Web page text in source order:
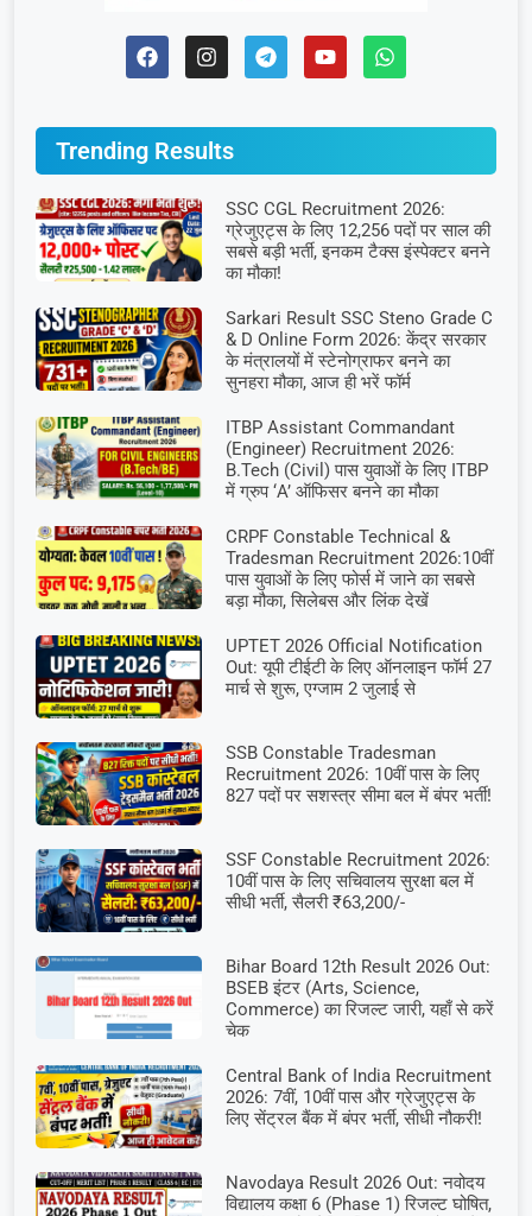
Trending Results
SSC CGL Recruitment 2026:
ग्रेजुएट्स के लिए 12,256 पदों पर साल की
सबसे बड़ी भर्ती, इनकम टैक्स इंस्पेक्टर बनने
का मौका!
Sarkari Result SSC Steno Grade C
& D Online Form 2026: केंद्र सरकार
के मंत्रालयों में स्टेनोग्राफर बनने का
सुनहरा मौका, आज ही भरें फॉर्म
ITBP Assistant Commandant
(Engineer) Recruitment 2026:
B.Tech (Civil) पास युवाओं के लिए ITBP
में ग्रुप ‘A’ ऑफिसर बनने का मौका
CRPF Constable Technical &
Tradesman Recruitment 2026:10वीं
पास युवाओं के लिए फोर्स में जाने का सबसे
बड़ा मौका, सिलेबस और लिंक देखें
UPTET 2026 Official Notification
Out: यूपी टीईटी के लिए ऑनलाइन फॉर्म 27
मार्च से शुरू, एग्जाम 2 जुलाई से
SSB Constable Tradesman
Recruitment 2026: 10वीं पास के लिए
827 पदों पर सशस्त्र सीमा बल में बंपर भर्ती!
SSF Constable Recruitment 2026:
10वीं पास के लिए सचिवालय सुरक्षा बल में
सीधी भर्ती, सैलरी ₹63,200/-
Bihar Board 12th Result 2026 Out:
BSEB इंटर (Arts, Science,
Commerce) का रिजल्ट जारी, यहाँ से करें
चेक
Central Bank of India Recruitment
2026: 7वीं, 10वीं पास और ग्रेजुएट्स के
लिए सेंट्रल बैंक में बंपर भर्ती, सीधी नौकरी!
Navodaya Result 2026 Out: नवोदय
विद्यालय कक्षा 6 (Phase 1) रिजल्ट घोषित,